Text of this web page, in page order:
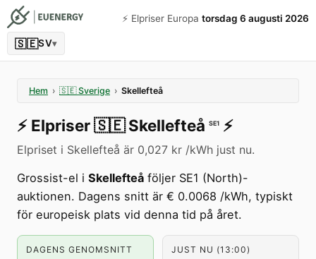
⚡️ Elpriser Europa torsdag 6 augusti 2026
🇸🇪SV▾
Hem › 🇸🇪 Sverige › Skellefteå
⚡️ Elpriser🇸🇪 Skellefteå SE1 ⚡️
Elpriset i Skellefteå är 0,027 kr /kWh just nu.
Grossist-el i Skellefteå följer SE1 (North)-
auktionen. Dagens snitt är € 0.0068 /kWh, typiskt
för europeisk plats vid denna tid på året.
DAGENS GENOMSNITT JUST NU (13:00)